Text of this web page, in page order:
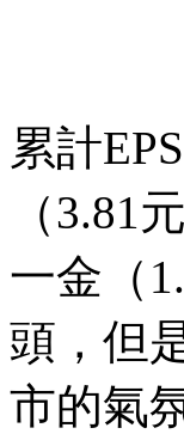
累計
（3.81
一金（
頭，但
市的氣